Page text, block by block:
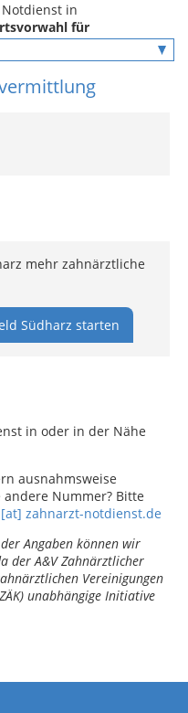
in
für
mehr zahnärztliche
Südharz starten
in oder in der Nähe
ausnahmsweise
Nummer? Bitte
zahnarzt-notdienst.de
Angaben können wir
der A&V Zahnärztlicher
Vereinigungen
unabhängige Initiative